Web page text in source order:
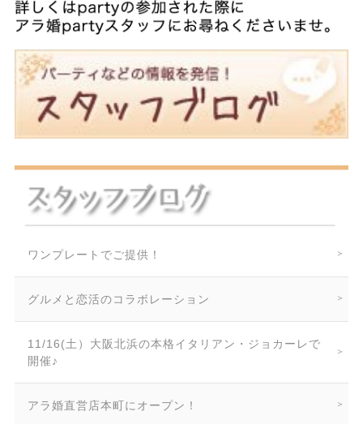
ワンプレートでご提供！
グルメと恋活のコラボレーション
11/16(土）大阪北浜の本格イタリアン・ジョカーレで
開催♪
アラ婚直営店本町にオープン！